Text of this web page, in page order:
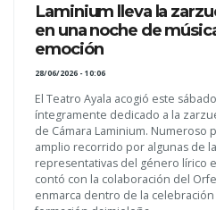
Laminium lleva la
en una noche de
emoción
28/06/2026 - 10:06
El Teatro Ayala acogió este
íntegramente dedicado a la
de Cámara Laminium. Numeroso
amplio recorrido por algunas de
representativas del género lírico
contó con la colaboración del
enmarca dentro de la celebración